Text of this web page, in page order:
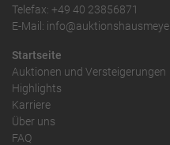
Telefax: +49 40 23856871
E-Mail:
Startseite
Auktionen und Versteigerungen
Highlights
Karriere
Über uns
FAQ